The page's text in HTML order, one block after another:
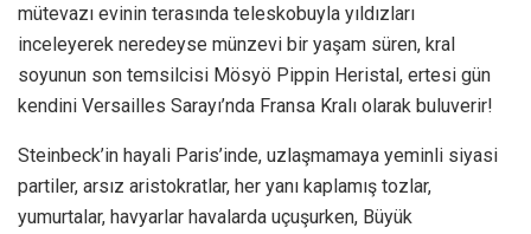
mütevazı evinin terasında teleskobuyla yıldızları
inceleyerek neredeyse münzevi bir yaşam süren, kral
soyunun son temsilcisi Mösyö Pippin Heristal, ertesi gün
kendini Versailles Sarayı’nda Fransa Kralı olarak buluverir!
Steinbeck’in hayali Paris’inde, uzlaşmamaya yeminli siyasi
partiler, arsız aristokratlar, her yanı kaplamış tozlar,
yumurtalar, havyarlar havalarda uçuşurken, Büyük